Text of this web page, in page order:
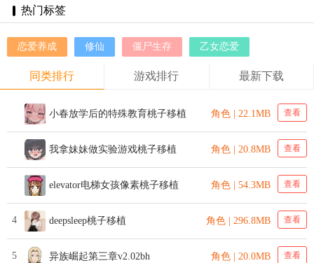
热门标签
恋爱养成 修仙 僵尸生存 乙女恋爱
同类排行 游戏排行 最新下载
小春放学后的特殊教育桃子移植 角色 | 22.1MB 查看
我拿妹妹做实验游戏桃子移植 角色 | 20.8MB 查看
elevator电梯女孩像素桃子移植 角色 | 54.3MB 查看
4 deepsleep桃子移植 角色 | 296.8MB 查看
5 异族崛起第三章v2.02bh 角色 | 20.0MB 查看